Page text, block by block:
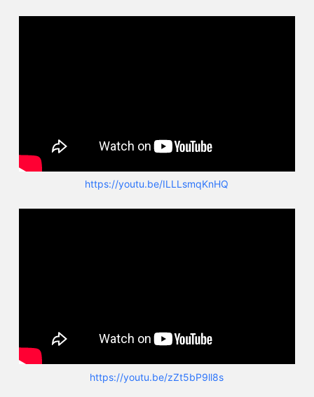
https://youtu.be/ILLLsmqKnHQ
https://youtu.be/zZt5bP9ll8s